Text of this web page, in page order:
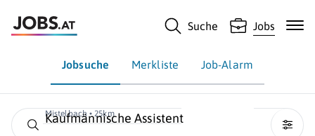
Suche Jobs
Jobsuche Merkliste Job-Alarm
Mistelbach • 25km
Kaufmännische Assistent